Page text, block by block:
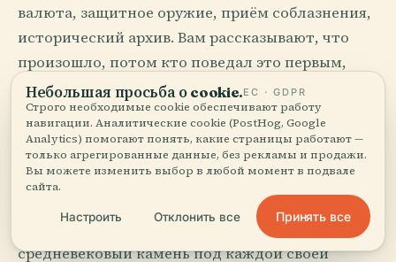
валюта, защитное оружие, приём соблазнения,
исторический архив. Вам рассказывают, что
произошло, потом кто поведал это первым,
потом почему прежняя версия была ложью, и к
концу вы получаете не столько информацию,
сколько посвящение.
Вот почему город может казаться написанным.
Дублин переписывают снова и снова. Голуэй
предпочитает анекдот. Килкенни держит
средневековый камень под каждой своей
Небольшая просьба о cookie.ЕС · GDPR
Строго необходимые cookie обеспечивают работу
навигации. Аналитические cookie (PostHog, Google
Analytics) помогают понять, какие страницы работают —
только агрегированные данные, без рекламы и продажи.
Вы можете изменить выбор в любой момент в подвале
сайта.
Настроить Отклонить все Принять все